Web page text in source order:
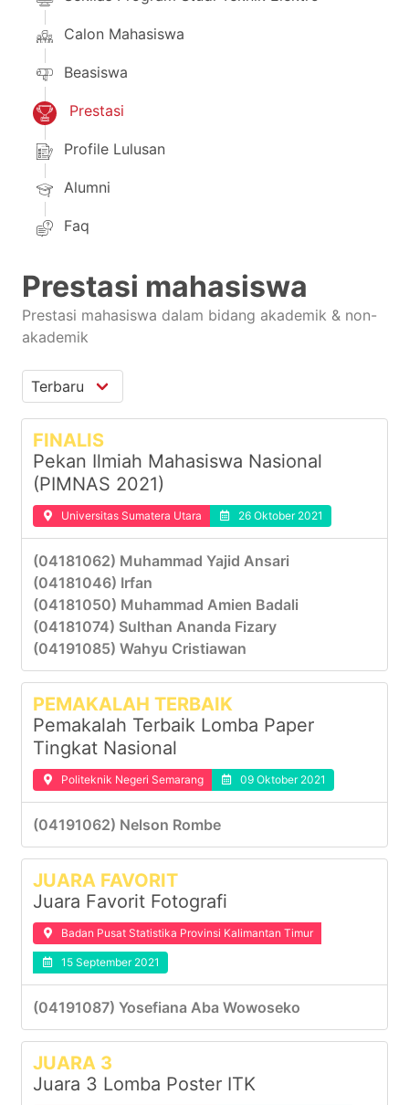
Calon Mahasiswa
Beasiswa
Prestasi
Profile Lulusan
Alumni
Faq
Prestasi mahasiswa
Prestasi mahasiswa dalam bidang akademik & non-
akademik
FINALIS
Pekan Ilmiah Mahasiswa Nasional
(PIMNAS 2021)
Universitas Sumatera Utara 26 Oktober 2021
(04181062) Muhammad Yajid Ansari
(04181046) Irfan
(04181050) Muhammad Amien Badali
(04181074) Sulthan Ananda Fizary
(04191085) Wahyu Cristiawan
PEMAKALAH TERBAIK
Pemakalah Terbaik Lomba Paper
Tingkat Nasional
Politeknik Negeri Semarang 09 Oktober 2021
(04191062) Nelson Rombe
JUARA FAVORIT
Juara Favorit Fotografi
Badan Pusat Statistika Provinsi Kalimantan Timur
15 September 2021
(04191087) Yosefiana Aba Wowoseko
JUARA 3
Juara 3 Lomba Poster ITK